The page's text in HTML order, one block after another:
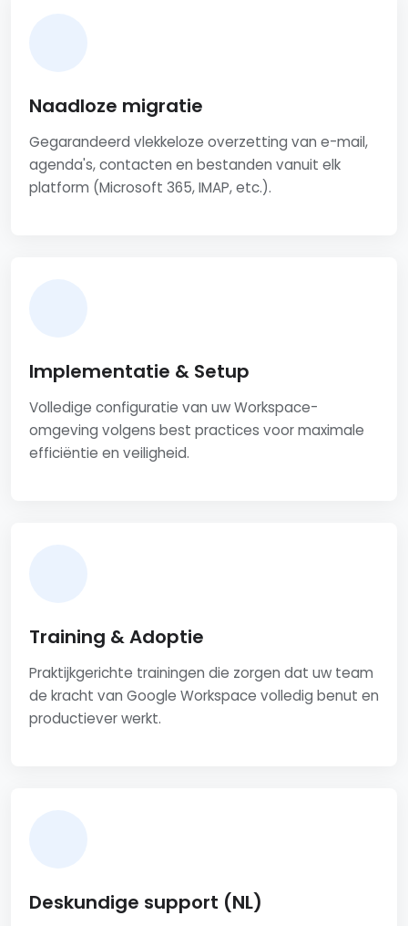
Naadloze migratie
Gegarandeerd vlekkeloze overzetting van e-mail,
agenda's, contacten en bestanden vanuit elk
platform (Microsoft 365, IMAP, etc.).
Implementatie & Setup
Volledige configuratie van uw Workspace-
omgeving volgens best practices voor maximale
efficiëntie en veiligheid.
Training & Adoptie
Praktijkgerichte trainingen die zorgen dat uw team
de kracht van Google Workspace volledig benut en
productiever werkt.
Deskundige support (NL)